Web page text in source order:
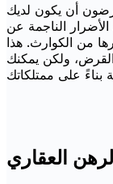
أن يكون لديك
الناجمة عن
من الكوارث. هذا
ولكن يمكنك
العقاري